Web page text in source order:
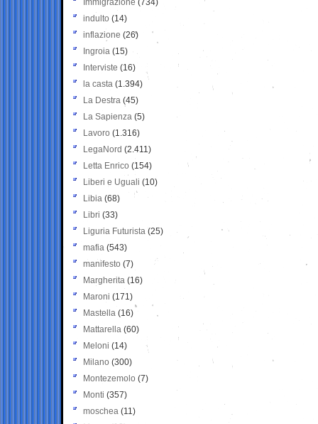
Immigrazione (734)
indulto (14)
inflazione (26)
Ingroia (15)
Interviste (16)
la casta (1.394)
La Destra (45)
La Sapienza (5)
Lavoro (1.316)
LegaNord (2.411)
Letta Enrico (154)
Liberi e Uguali (10)
Libia (68)
Libri (33)
Liguria Futurista (25)
mafia (543)
manifesto (7)
Margherita (16)
Maroni (171)
Mastella (16)
Mattarella (60)
Meloni (14)
Milano (300)
Montezemolo (7)
Monti (357)
moschea (11)